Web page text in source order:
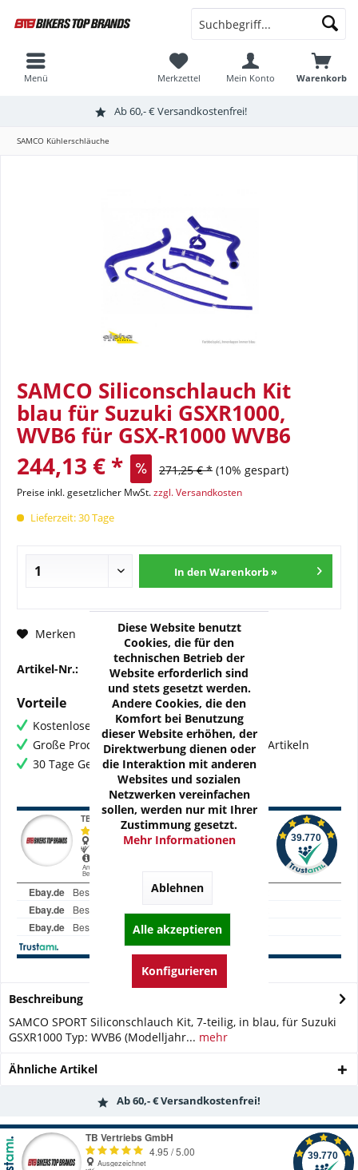
Ab 60,- € Versandkostenfrei!
Warenkorb
Merkzettel Mein Konto
Menü
SAMCO Kühlerschläuche
SAMCO Siliconschlauch Kit
blau für Suzuki GSXR1000,
WVB6 für GSX-R1000 WVB6
244,13 € * 271,25 € * (10% gespart)
Preise inkl. gesetzlicher MwSt.zzgl. Versandkosten
Lieferzeit: 30 Tage
In den Warenkorb »
Merken Fragen zum Artikel?
Artikel-Nr.: 17-SSU075-000
Vorteile
Kostenloser Versand ab € 60,- Bestellwert
Große Produktauswahl mit mehr als 80.000 Artikeln
30 Tage Geld-Zurück-Garantie
Beschreibung
SAMCO SPORT Siliconschlauch Kit, 7-teilig, in blau, für Suzuki
GSXR1000 Typ: WVB6 (Modelljahr... mehr
Ähnliche Artikel
Ab 60,- € Versandkostenfrei!
Diese Website benutzt
Cookies, die für den
technischen Betrieb der
Website erforderlich sind
und stets gesetzt werden.
Andere Cookies, die den
Komfort bei Benutzung
dieser Website erhöhen, der
Direktwerbung dienen oder
die Interaktion mit anderen
Websites und sozialen
Netzwerken vereinfachen
sollen, werden nur mit Ihrer
Zustimmung gesetzt.
Mehr Informationen
Ablehnen
Alle akzeptieren
Konfigurieren